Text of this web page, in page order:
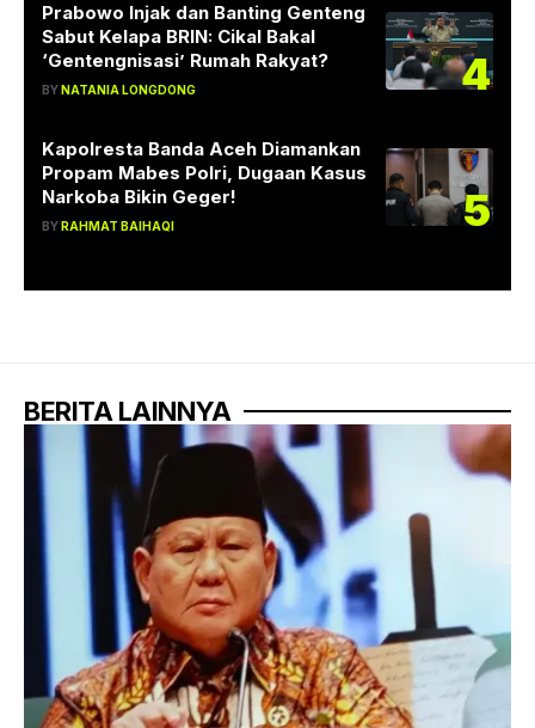
Prabowo Injak dan Banting Genteng
Sabut Kelapa BRIN: Cikal Bakal
‘Gentengnisasi’ Rumah Rakyat?
BY NATANIA LONGDONG 4
Kapolresta Banda Aceh Diamankan
Propam Mabes Polri, Dugaan Kasus
Narkoba Bikin Geger!
BY RAHMAT BAIHAQI 5
BERITA LAINNYA